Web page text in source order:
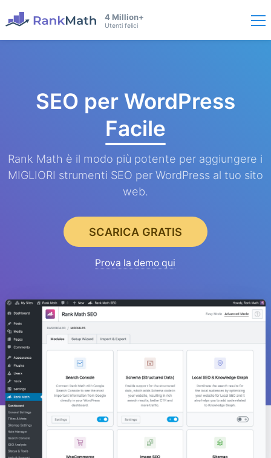
4 Million+
Utenti felici
SEO per WordPress
Facile
Rank Math è il modo più potente per aggiungere i
MIGLIORI strumenti SEO per WordPress al tuo sito
web.
SCARICA GRATIS
Prova la demo qui